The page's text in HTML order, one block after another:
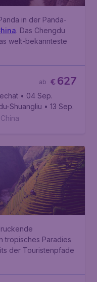
in der Panda-
. Das Chengdu
welt-bekannteste
€627
ab
• 04 Sep.
Shuangliu • 13 Sep.
tropisches Paradies
der Touristenpfade